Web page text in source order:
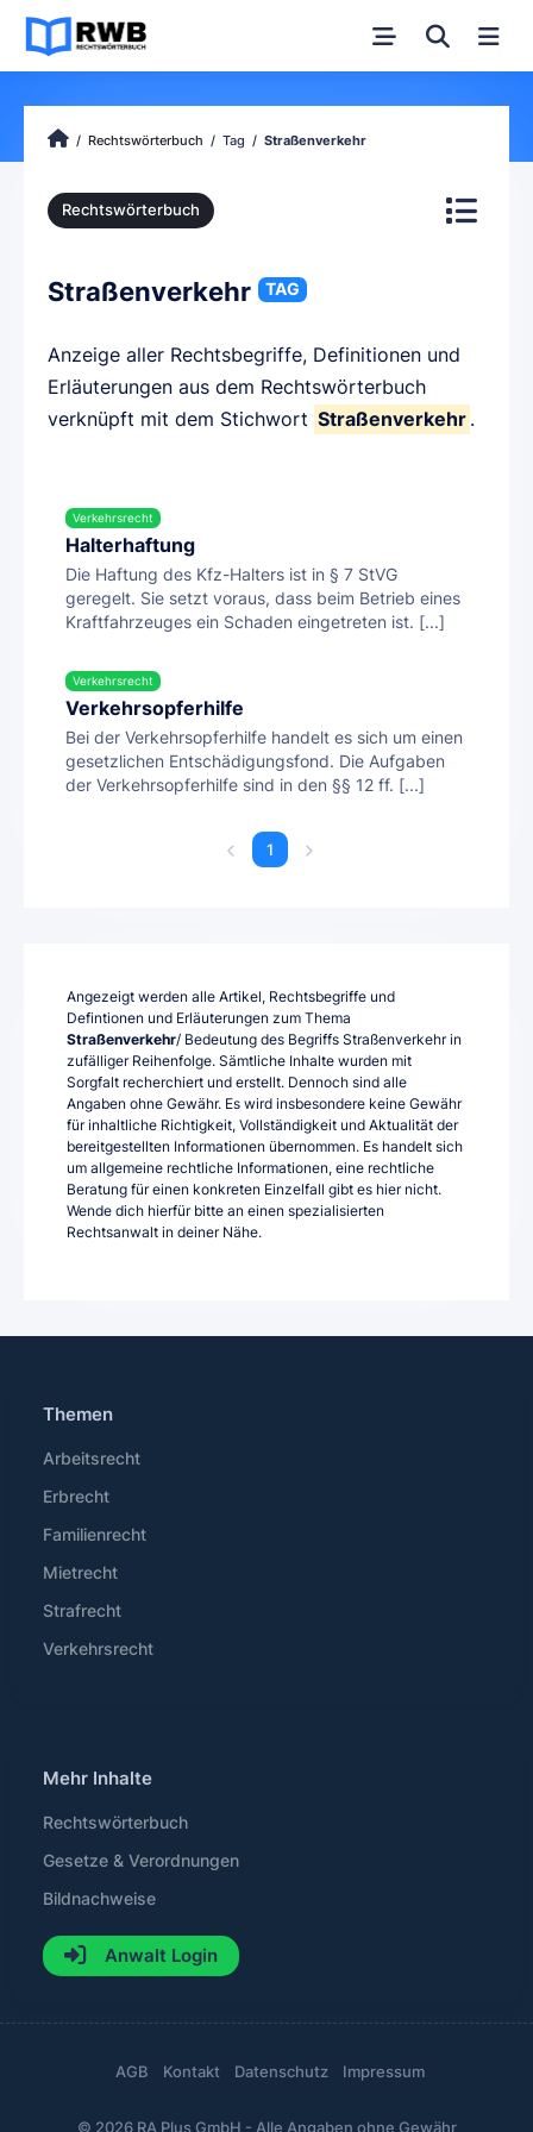
Rechtswörterbuch Tag Straßenverkehr
Rechtswörterbuch
Straßenverkehr TAG
Anzeige aller Rechtsbegriffe, Definitionen und
Erläuterungen aus dem Rechtswörterbuch
verknüpft mit dem Stichwort Straßenverkehr .
Verkehrsrecht
Halterhaftung
Die Haftung des Kfz-Halters ist in § 7 StVG
geregelt. Sie setzt voraus, dass beim Betrieb eines
Kraftfahrzeuges ein Schaden eingetreten ist. [...]
Verkehrsrecht
Verkehrsopferhilfe
Bei der Verkehrsopferhilfe handelt es sich um einen
gesetzlichen Entschädigungsfond. Die Aufgaben
der Verkehrsopferhilfe sind in den §§ 12 ff. [...]
1
Angezeigt werden alle Artikel, Rechtsbegriffe und
Defintionen und Erläuterungen zum Thema
Straßenverkehr/ Bedeutung des Begriffs Straßenverkehr in
zufälliger Reihenfolge. Sämtliche Inhalte wurden mit
Sorgfalt recherchiert und erstellt. Dennoch sind alle
Angaben ohne Gewähr. Es wird insbesondere keine Gewähr
für inhaltliche Richtigkeit, Vollständigkeit und Aktualität der
bereitgestellten Informationen übernommen. Es handelt sich
um allgemeine rechtliche Informationen, eine rechtliche
Beratung für einen konkreten Einzelfall gibt es hier nicht.
Wende dich hierfür bitte an einen spezialisierten
Rechtsanwalt in deiner Nähe.
Themen
Arbeitsrecht
Erbrecht
Familienrecht
Mietrecht
Strafrecht
Verkehrsrecht
Mehr Inhalte
Rechtswörterbuch
Gesetze & Verordnungen
Bildnachweise
Anwalt Login
© 2026 RA Plus GmbH - Alle Angaben ohne Gewähr
AGB Kontakt Datenschutz Impressum